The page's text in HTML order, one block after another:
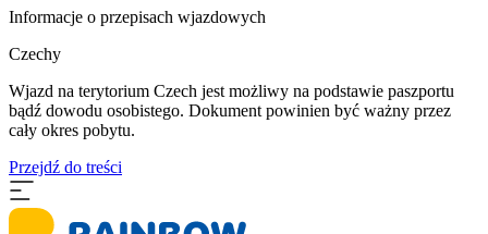
Informacje o przepisach wjazdowych
Czechy
Wjazd na terytorium Czech jest możliwy na podstawie paszportu
bądź dowodu osobistego. Dokument powinien być ważny przez
cały okres pobytu.
Przejdź do treści